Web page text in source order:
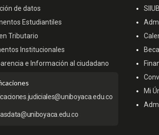
de datos
Estudiantiles
Tributario
Institucionales
e Información al ciudadano
SIIUB
Mi